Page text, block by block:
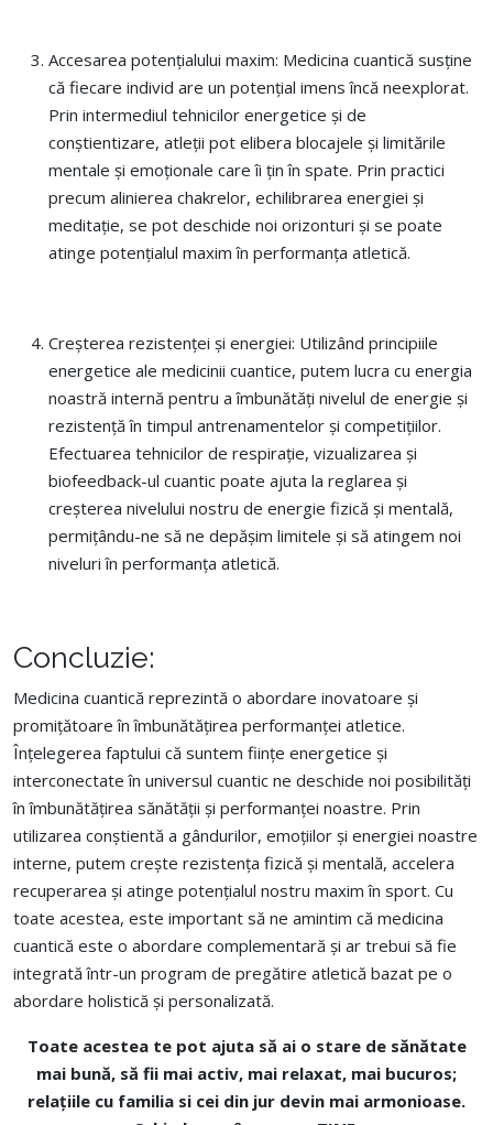
Accesarea potențialului maxim: Medicina cuantică susține
că fiecare individ are un potențial imens încă neexplorat.
Prin intermediul tehnicilor energetice și de
conștientizare, atleții pot elibera blocajele și limitările
mentale și emoționale care îi țin în spate. Prin practici
precum alinierea chakrelor, echilibrarea energiei și
meditație, se pot deschide noi orizonturi și se poate
atinge potențialul maxim în performanța atletică.
Creșterea rezistenței și energiei: Utilizând principiile
energetice ale medicinii cuantice, putem lucra cu energia
noastră internă pentru a îmbunătăți nivelul de energie și
rezistență în timpul antrenamentelor și competițiilor.
Efectuarea tehnicilor de respirație, vizualizarea și
biofeedback-ul cuantic poate ajuta la reglarea și
creșterea nivelului nostru de energie fizică și mentală,
permițându-ne să ne depășim limitele și să atingem noi
niveluri în performanța atletică.
Concluzie:
Medicina cuantică reprezintă o abordare inovatoare și
promițătoare în îmbunătățirea performanței atletice.
Înțelegerea faptului că suntem ființe energetice și
interconectate în universul cuantic ne deschide noi posibilități
în îmbunătățirea sănătății și performanței noastre. Prin
utilizarea conștientă a gândurilor, emoțiilor și energiei noastre
interne, putem crește rezistența fizică și mentală, accelera
recuperarea și atinge potențialul nostru maxim în sport. Cu
toate acestea, este important să ne amintim că medicina
cuantică este o abordare complementară și ar trebui să fie
integrată într-un program de pregătire atletică bazat pe o
abordare holistică și personalizată.
Toate acestea te pot ajuta să ai o stare de sănătate
mai bună, să fii mai activ, mai relaxat, mai bucuros;
relațiile cu familia si cei din jur devin mai armonioase.